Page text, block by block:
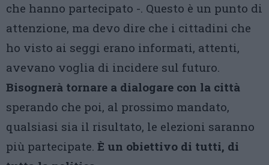
che hanno partecipato -. Questo è un punto di
attenzione, ma devo dire che i cittadini che
ho visto ai seggi erano informati, attenti,
avevano voglia di incidere sul futuro.
Bisognerà tornare a dialogare con la città
sperando che poi, al prossimo mandato,
qualsiasi sia il risultato, le elezioni saranno
più partecipate. È un obiettivo di tutti, di